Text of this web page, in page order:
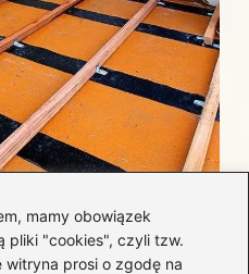
mamy obowiązek
pliki "cookies", czyli tzw.
prosi o zgodę na
taras
najczęstszych